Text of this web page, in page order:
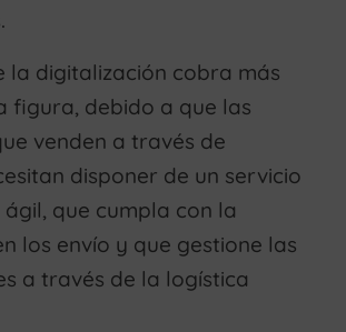
la digitalización cobra más
figura, debido a que las
venden a través de
disponer de un servicio
que cumpla con la
los envío y que gestione las
a través de la logística